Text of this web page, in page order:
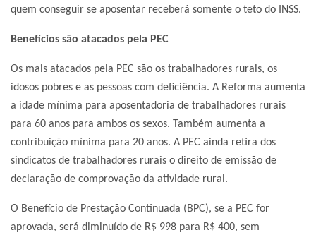
quem conseguir se aposentar receberá somente o teto do INSS.
Benefícios são atacados pela PEC
Os mais atacados pela PEC são os trabalhadores rurais, os
idosos pobres e as pessoas com deficiência. A Reforma aumenta
a idade mínima para aposentadoria de trabalhadores rurais
para 60 anos para ambos os sexos. Também aumenta a
contribuição mínima para 20 anos. A PEC ainda retira dos
sindicatos de trabalhadores rurais o direito de emissão de
declaração de comprovação da atividade rural.
O Benefício de Prestação Continuada (BPC), se a PEC for
aprovada, será diminuído de R$ 998 para R$ 400, sem